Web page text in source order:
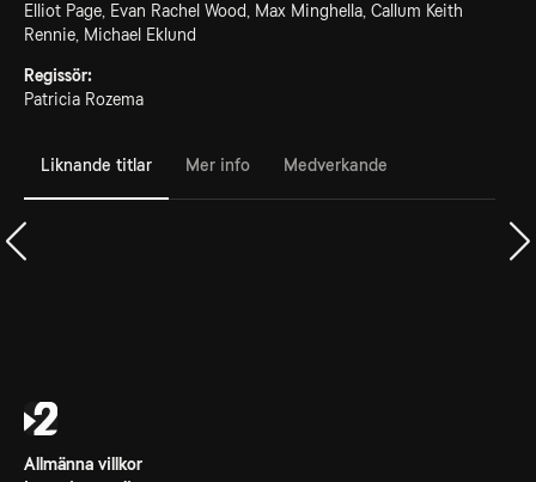
Elliot Page, Evan Rachel Wood, Max Minghella, Callum Keith
Rennie, Michael Eklund
Regissör:
Patricia Rozema
Liknande titlar Mer info Medverkande
Allmänna villkor